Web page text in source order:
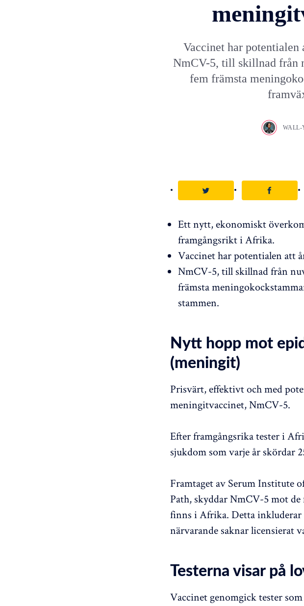
Vaccinet har
NmCV-5, till skillnad från
fem främsta
WALL-
Ett nytt, ekonomiskt
framgångsrikt i Afrika.
Vaccinet har potentialen att
NmCV-5, till skillnad från
främsta
stammen.
Nytt hopp mot
(meningit)
Prisvärt, effektivt och med
meningitvaccinet, NmCV-5.
Efter framgångsrika tester i
sjukdom som varje år skördar
Framtaget av Serum Institute
Path, skyddar NmCV-5 mot
finns i Afrika. Detta inkluderar
närvarande saknar licensierat
Testerna visar på
Vaccinet genomgick tester